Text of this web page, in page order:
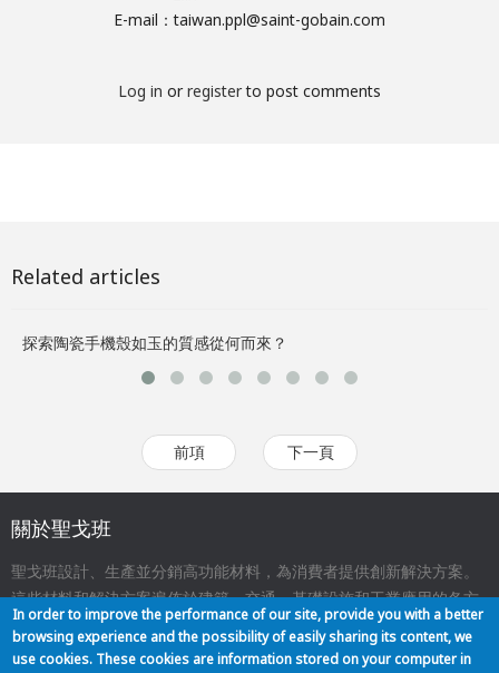
E-mail：taiwan.ppl@saint-gobain.com
Log in orregisterto post comments
Related articles
探索陶瓷手機殼如玉的質感從何而來？
前項 下一頁
關於聖戈班
聖戈班設計、生產並分銷高功能材料，為消費者提供創新解決方案。
這些材料和解決方案遍佈於建築、交通、基礎設施和工業應用的各方
面，與我們的日常生活息息相關。
In order to improve the performance of our site, provide you with a better
browsing experience and the possibility of easily sharing its content, we
use cookies. These cookies are information stored on your computer in